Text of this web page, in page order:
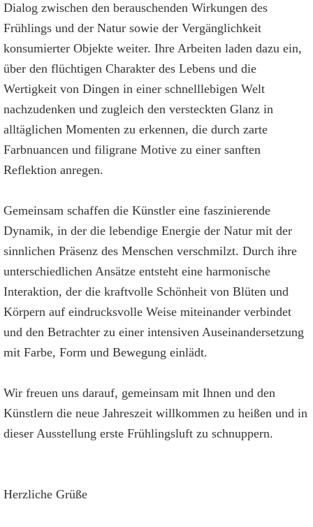
Dialog zwischen den berauschenden Wirkungen des
Frühlings und der Natur sowie der Vergänglichkeit
konsumierter Objekte weiter. Ihre Arbeiten laden dazu ein,
über den flüchtigen Charakter des Lebens und die
Wertigkeit von Dingen in einer schnelllebigen Welt
nachzudenken und zugleich den versteckten Glanz in
alltäglichen Momenten zu erkennen, die durch zarte
Farbnuancen und filigrane Motive zu einer sanften
Reflektion anregen.
Gemeinsam schaffen die Künstler eine faszinierende
Dynamik, in der die lebendige Energie der Natur mit der
sinnlichen Präsenz des Menschen verschmilzt. Durch ihre
unterschiedlichen Ansätze entsteht eine harmonische
Interaktion, der die kraftvolle Schönheit von Blüten und
Körpern auf eindrucksvolle Weise miteinander verbindet
und den Betrachter zu einer intensiven Auseinandersetzung
mit Farbe, Form und Bewegung einlädt.
Wir freuen uns darauf, gemeinsam mit Ihnen und den
Künstlern die neue Jahreszeit willkommen zu heißen und in
dieser Ausstellung erste Frühlingsluft zu schnuppern.
Herzliche Grüße